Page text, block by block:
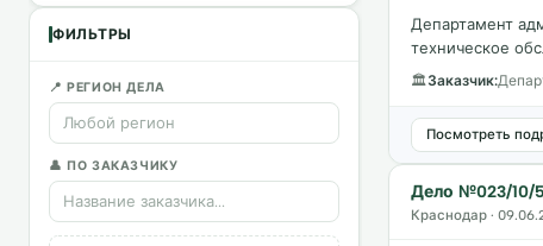
ФИЛЬТРЫ
📍 РЕГИОН ДЕЛА
👤 ПО ЗАКАЗЧИКУ
Департамент
техническое
🏛 Заказчик:
Посмотреть
Дело №023/10/
Краснодар ·